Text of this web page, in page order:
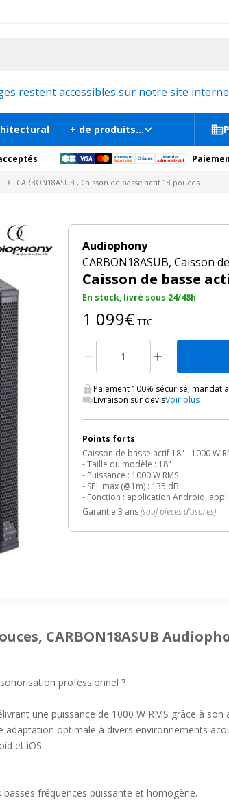
stand exposition, scène, podium et estrade, etc.
restent accessibles sur notre site
+ de produits...
CARBON18ASUB , Caisson de basse actif 18 pouces
Audiophony
CARBON18ASUB, Caisson
Caisson de basse
En stock, livré sous 24/48h
1 099€ TTC
Paiement 100% sécurisé, mandat
Livraison sur devisVoir plus
Points forts
Caisson de basse actif 18" - 1000 W
- Taille du modèle : 18"
- Puissance : 1000 W RMS
- SPL max (@1m) : 135 dB
- Fonction : application Android,
Garantie 3 ans(sauf pièces d'usures)
CARBON18ASUB
professionnel ?
une puissance de 1000 W RMS grâce à
optimale à divers environnements
et iOS.
fréquences puissante et homogène.